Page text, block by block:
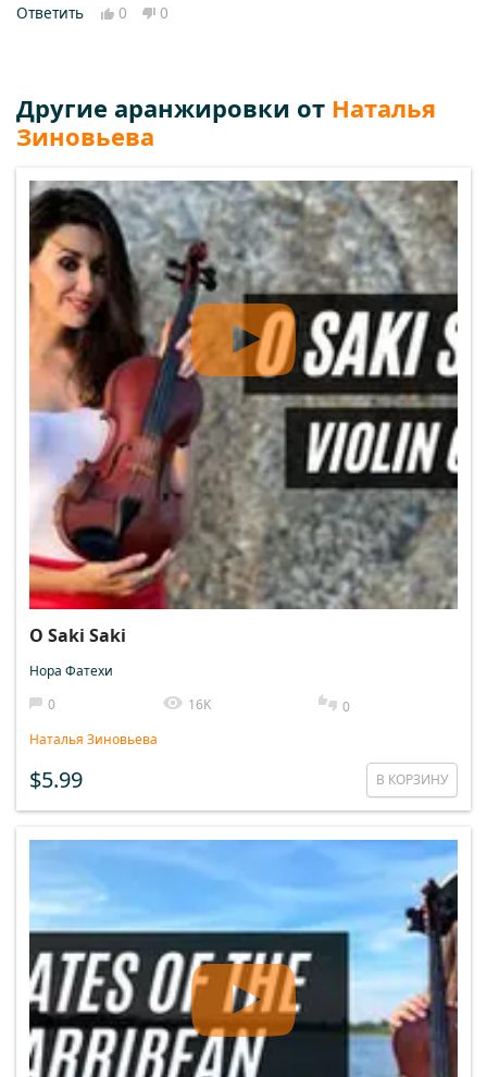
Ответить
0 0
Другие аранжировки от Наталья
Зиновьева
O Saki Saki
Нора Фатехи
0
16K
0
Наталья Зиновьева
$5.99 В КОРЗИНУ